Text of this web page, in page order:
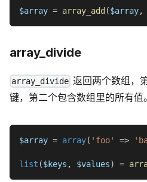
$array = array_add ($array,
array_divide
array_divide 返回两个数组，
键，第二个包含数组里的所有值。
$array = array( 'foo' =>
list ($keys , $values) =